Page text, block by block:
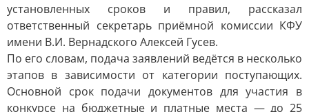
установленных сроков и правил, рассказал
ответственный секретарь приёмной комиссии КФУ
имени В.И. Вернадского Алексей Гусев.
По его словам, подача заявлений ведётся в несколько
этапов в зависимости от категории поступающих.
Основной срок подачи документов для участия в
конкурсе на бюджетные и платные места — до 25